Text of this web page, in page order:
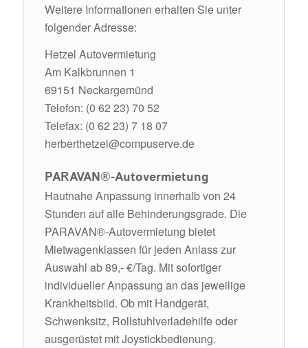
Weitere Informationen erhalten Sie unter
folgender Adresse:
Hetzel Autovermietung
Am Kalkbrunnen 1
69151 Neckargemünd
Telefon: (0 62 23) 70 52
Telefax: (0 62 23) 7 18 07
herberthetzel@compuserve.de
PARAVAN®-Autovermietung
Hautnahe Anpassung innerhalb von 24
Stunden auf alle Behinderungsgrade. Die
PARAVAN®-Autovermietung bietet
Mietwagenklassen für jeden Anlass zur
Auswahl ab 89,- €/Tag. Mit sofortiger
individueller Anpassung an das jeweilige
Krankheitsbild. Ob mit Handgerät,
Schwenksitz, Rollstuhlverladehilfe oder
ausgerüstet mit Joystickbedienung.